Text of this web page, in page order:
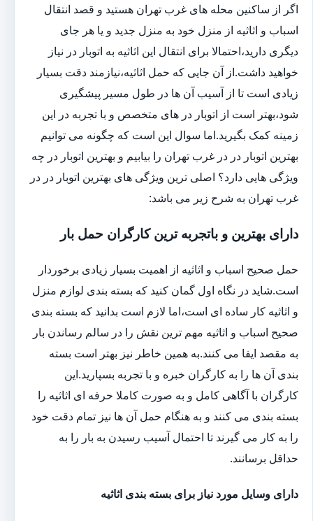
اگر از ساکنین محله های غرب تهران هستید و قصد انتقال
اسباب و اثاثیه از منزل خود به منزل جدید و یا هر جای
دیگری دارید،احتمالا برای انتقال این اثاثیه به اتوبار در نیاز
خواهید داشت.از آن جایی که حمل اثاثیه،نیازمند دقت بسیار
زیادی است تا از آسیب آن ها در طول مسیر پیشگیری
شود،بهتر است از اتوبار در های متخصص و با تجربه در این
زمینه کمک بگیرید.اما سوال این است که چگونه می توانیم
بهترین اتوبار در در غرب تهران را بیابیم و بهترین اتوبار در چه
ویژگی هایی دارد؟ اصلی ترین ویژگی های بهترین اتوبار در در
غرب تهران به شرح زیر می باشد:
دارای بهترین و باتجربه ترین کارگران حمل بار
حمل صحیح اسباب و اثاثیه از اهمیت بسیار زیادی برخوردار
است.شاید در نگاه اول گمان کنید که بسته بندی لوازم منزل
و اثاثیه کار ساده ای است،اما لازم است بدانید که بسته بندی
صحیح اسباب و اثاثیه مهم ترین نقش را در سالم رساندن بار
به مقصد ایفا می کنند.به همین خاطر نیز بهتر است بسته
بندی آن ها را به کارگران خبره و با تجربه بسپارید.این
کارگران با آگاهی کامل و به صورت کاملا حرفه ای اثاثیه را
بسته بندی می کنند و به هنگام حمل آن ها نیز تمام دقت خود
را به کار می گیرند تا احتمال آسیب رسیدن به بار را به
حداقل برسانند.
دارای وسایل مورد نیاز برای بسته بندی اثاثیه